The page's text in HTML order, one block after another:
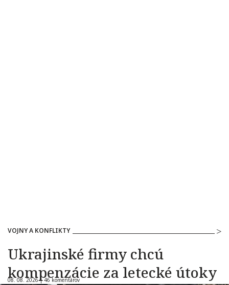
VOJNY A KONFLIKTY
Ukrajinské firmy chcú
kompenzácie za letecké útoky
08. 08. 2026 |46 komentárov